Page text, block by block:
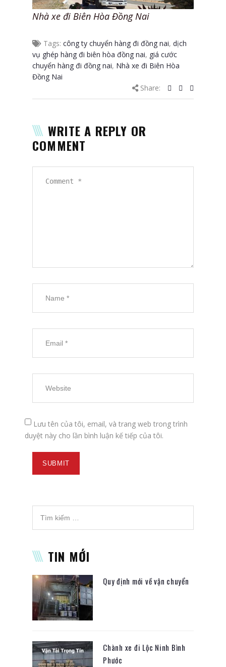
Nhà xe đi Biên Hòa Đồng Nai
Tags: công ty chuyển hàng đi đồng nai, dịch
vụ ghép hàng đi biên hòa đồng nai, giá cước
chuyển hàng đi đồng nai, Nhà xe đi Biên Hòa
Đồng Nai
Share:
WRITE A REPLY OR
COMMENT
Lưu tên của tôi, email, và trang web trong trình
duyệt này cho lần bình luận kế tiếp của tôi.
TIN MỚI
Quy định mới về vận chuyển
Chành xe đi Lộc Ninh Bình
Phước